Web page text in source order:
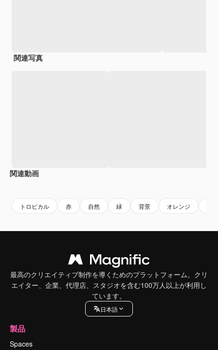
関連写真
関連動画
トロピカル 赤 自然 緑 背景 オレンジ
最高のクリエイティブ制作を導くためのプラットフォーム。クリ
エイター、企業、代理店、スタジオを含む100万人以上が利用し
ています。
日本語
製品
Spaces